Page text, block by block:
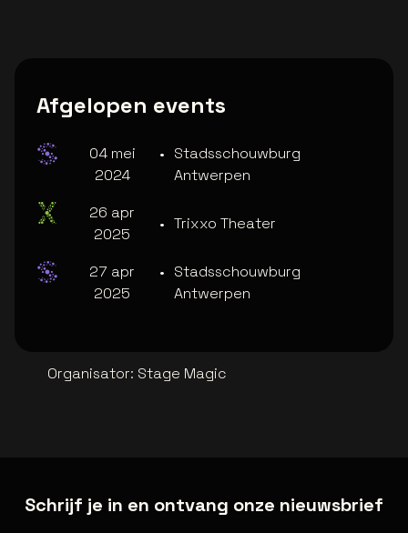
Afgelopen events
04 mei
2024
• Stadsschouwburg
Antwerpen
26 apr
2025
• Trixxo Theater
27 apr
2025
• Stadsschouwburg
Antwerpen
Organisator: Stage Magic
Schrijf je in en ontvang onze nieuwsbrief